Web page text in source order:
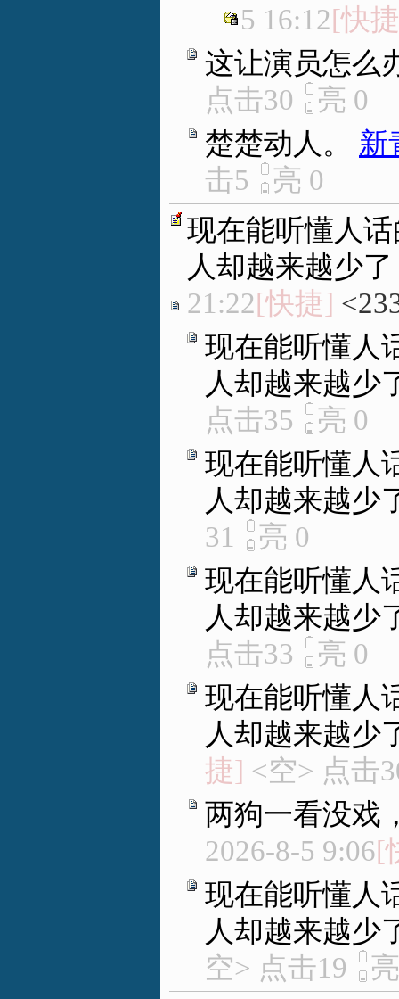
5 16:12[快
这让演员怎么
点击30
亮 0
楚楚动人。
新
击5
亮 0
现在能听懂人
人却越来越少了
21:22[快捷]
现在能听懂人
人却越来越少
点击35
亮 0
现在能听懂人
人却越来越少
31
亮 0
现在能听懂人
人却越来越少
点击33
亮 0
现在能听懂人
人却越来越少
捷] <空> 点击
两狗一看没戏
2026-8-5 9:06[
现在能听懂人
人却越来越少
空> 点击19